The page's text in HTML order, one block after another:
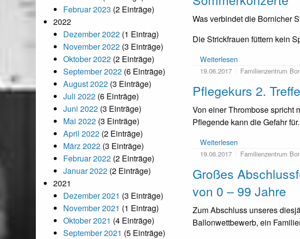
Februar 2023 (2 Einträge)
2022
Dezember 2022 (1 Eintrag)
November 2022 (3 Einträge)
Oktober 2022 (2 Einträge)
September 2022 (6 Einträge)
August 2022 (3 Einträge)
Juli 2022 (6 Einträge)
Juni 2022 (3 Einträge)
Mai 2022 (3 Einträge)
April 2022 (2 Einträge)
März 2022 (3 Einträge)
Februar 2022 (2 Einträge)
Januar 2022 (2 Einträge)
2021
Dezember 2021 (3 Einträge)
November 2021 (1 Eintrag)
Oktober 2021 (4 Einträge)
September 2021 (5 Einträge)
Was verbindet die Bornicher
Die Strickfrauen füttern kein
Weiterlesen
19.06.2017 Familienzentrum
Pflegekurs 2.
Von einer Thrombose spricht
Pflegende kann die Gefahr
Weiterlesen
19.06.2017 Familienzentrum
Großes
von 0 – 99 Jahre
Zum Abschluss unseres
Ballonwettbewerb, ein